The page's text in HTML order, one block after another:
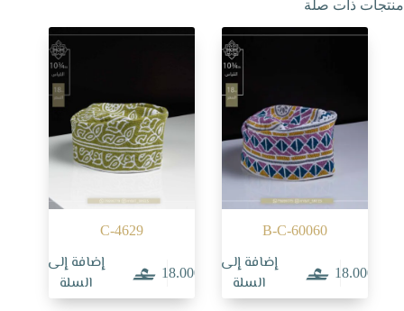
منتجات ذات صلة
B-C-60060
18.000
إضافة إلى
السلة
C-4629
18.000
إضافة إلى
السلة